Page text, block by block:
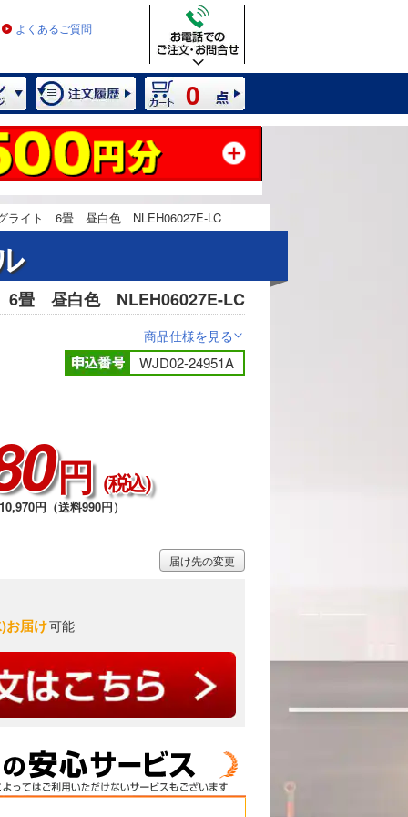
よくあるご質問
0
ライト 6畳 昼白色 NLEH06027E-LC
畳 昼白色 NLEH06027E-LC
商品仕様を見る>
WJD02-24951A
円 （税込）
円（送料990円）
お届け可能
届け先の変更